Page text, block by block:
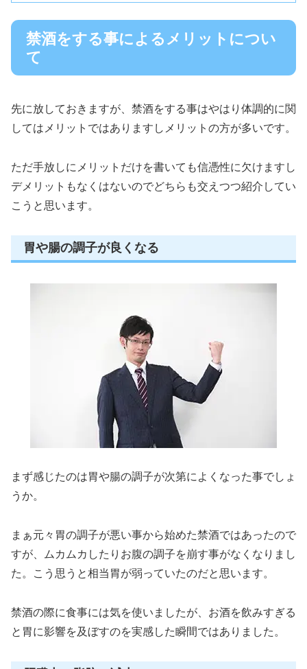
禁酒をする事によるメリットについ
て
先に放しておきますが、禁酒をする事はやはり体調的に関
してはメリットではありますしメリットの方が多いです。
ただ手放しにメリットだけを書いても信憑性に欠けますし
デメリットもなくはないのでどちらも交えつつ紹介してい
こうと思います。
胃や腸の調子が良くなる
まず感じたのは胃や腸の調子が次第によくなった事でしょ
うか。
まぁ元々胃の調子が悪い事から始めた禁酒ではあったので
すが、ムカムカしたりお腹の調子を崩す事がなくなりまし
た。こう思うと相当胃が弱っていたのだと思います。
禁酒の際に食事には気を使いましたが、お酒を飲みすぎる
と胃に影響を及ぼすのを実感した瞬間ではありました。